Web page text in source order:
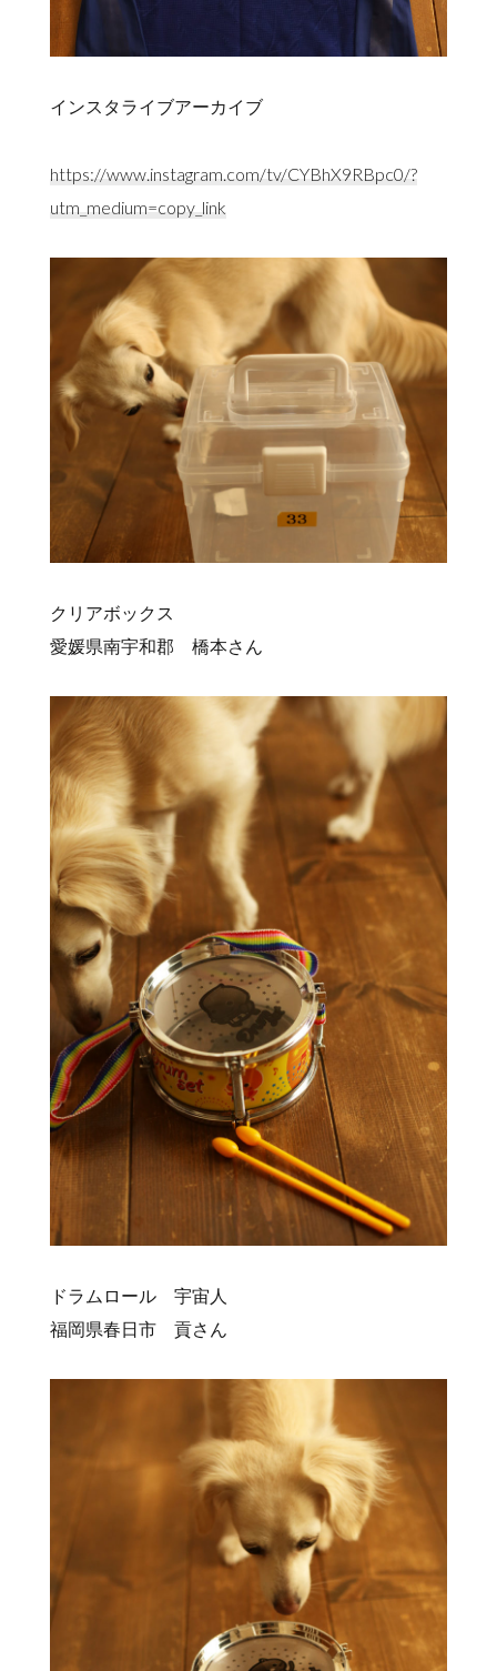
インスタライブアーカイブ
https://www.instagram.com/tv/CYBhX9RBpc0/?
utm_medium=copy_link
クリアボックス
愛媛県南宇和郡 橋本さん
ドラムロール 宇宙人
福岡県春日市 貢さん